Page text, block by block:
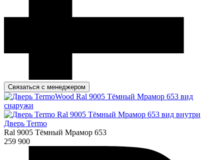
Связаться с менеджером
Дверь Termo
Ral 9005 Тёмный Мрамор 653
259 900